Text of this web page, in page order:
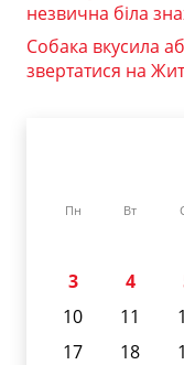
незвична біла
Собака вкусила
звертатися на
Пн Вт
3
4
10
11
17
18